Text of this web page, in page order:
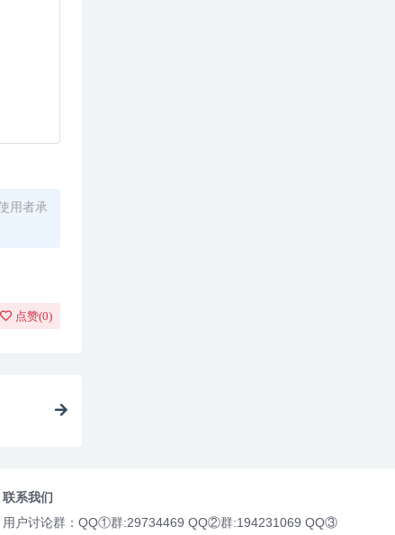
用者承
点赞(0)
联系我们
用户讨论群：QQ①群:29734469 QQ②群:194231069 QQ③